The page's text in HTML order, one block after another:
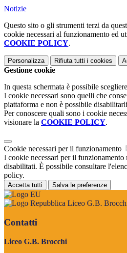
Notizie
Questo sito o gli strumenti terzi da
cookie necessari al funzionamento ed
COOKIE POLICY.
Personalizza Rifiuta tutti i cookies
Gestione cookie
In questa schermata è possibile
I cookie necessari sono quelli che
piattaforma e non è possibile
Per conoscere quali sono i cookie
visionare la COOKIE POLICY.
Cookie necessari per il funzionamento
I cookie necessari per il funzionamento
disabilitati. È possibile consultare
policy.
Accetta tutti Salva le preferenze
Liceo G.B.
Contatti
Liceo G.B. Brocchi